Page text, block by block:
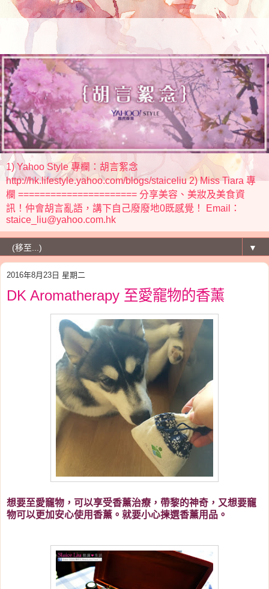
1) Yahoo Style 專欄：胡言絮念
http://hk.lifestyle.yahoo.com/blogs/staiceliu 2) Miss Tiara 專
欄 ====================== 分享美容、美妝及美食資
訊！仲會胡言亂語，講下自己廢廢地0既感覺！ Email：
staice_liu@yahoo.com.hk
▼
2016年8月23日 星期二
DK Aromatherapy 至愛竉物的香薰
想要至愛竉物，可以享受香薰治療，帶黎的神奇，又想要竉
物可以更加安心使用香薰。就要小心揀選香薰用品。